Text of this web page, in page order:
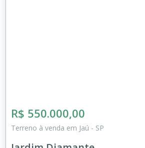
R$ 550.000,00
Terreno à venda em Jaú - SP